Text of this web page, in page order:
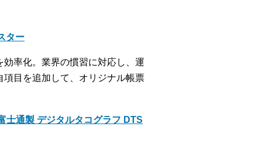
ター
率化。業界の慣習に対応し、運
目を追加して、オリジナル帳票
士通製 デジタルタコグラフ DTS